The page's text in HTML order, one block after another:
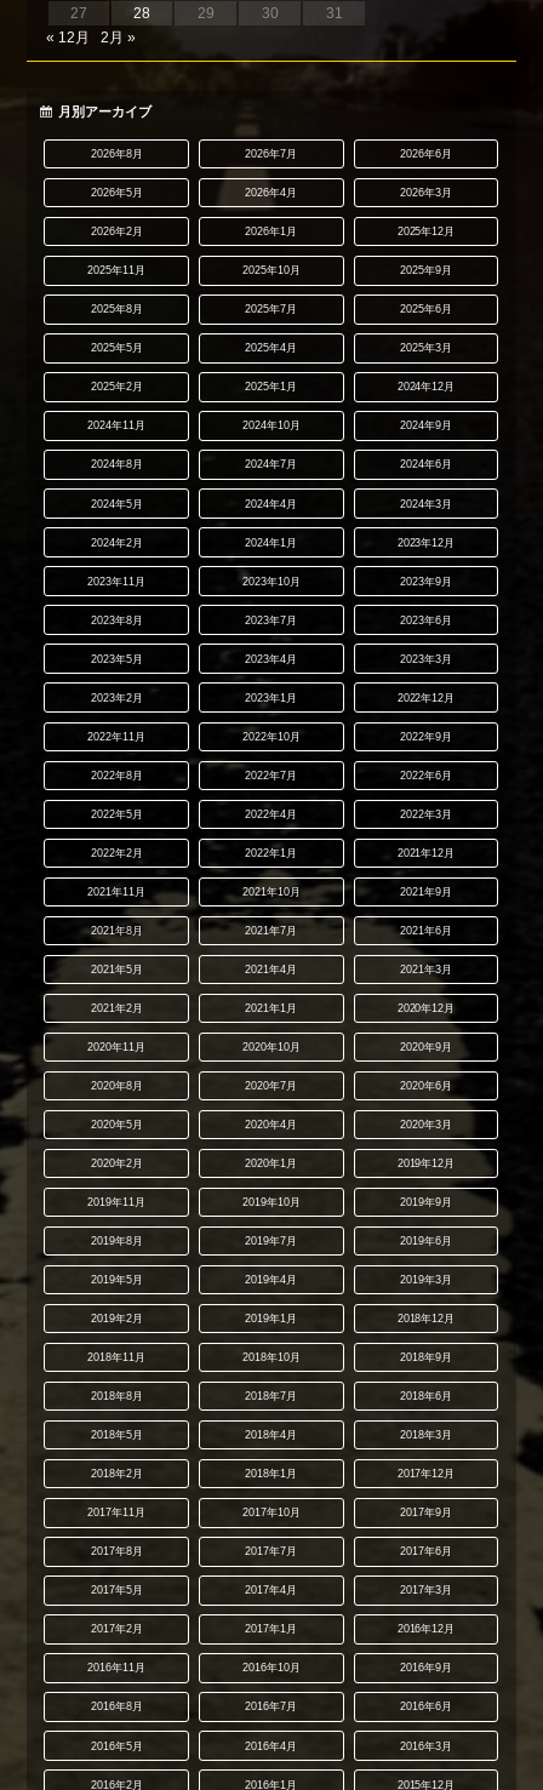
27
28 29 30
31
« 12月
2月 »
月別アーカイブ
2026年8月 2026年7月 2026年6月
2026年5月 2026年4月 2026年3月
2026年2月 2026年1月 2025年12月
2025年11月 2025年10月 2025年9月
2025年8月 2025年7月 2025年6月
2025年5月 2025年4月 2025年3月
2025年2月 2025年1月 2024年12月
2024年11月 2024年10月 2024年9月
2024年8月 2024年7月 2024年6月
2024年5月 2024年4月 2024年3月
2024年2月 2024年1月 2023年12月
2023年11月 2023年10月 2023年9月
2023年8月 2023年7月 2023年6月
2023年5月 2023年4月 2023年3月
2023年2月 2023年1月 2022年12月
2022年11月 2022年10月 2022年9月
2022年8月 2022年7月 2022年6月
2022年5月 2022年4月 2022年3月
2022年2月 2022年1月 2021年12月
2021年11月 2021年10月 2021年9月
2021年8月 2021年7月 2021年6月
2021年5月 2021年4月 2021年3月
2021年2月 2021年1月 2020年12月
2020年11月 2020年10月 2020年9月
2020年8月 2020年7月 2020年6月
2020年5月 2020年4月 2020年3月
2020年2月 2020年1月 2019年12月
2019年11月 2019年10月 2019年9月
2019年8月 2019年7月 2019年6月
2019年5月 2019年4月 2019年3月
2019年2月 2019年1月 2018年12月
2018年11月 2018年10月 2018年9月
2018年8月 2018年7月 2018年6月
2018年5月 2018年4月 2018年3月
2018年2月 2018年1月 2017年12月
2017年11月 2017年10月 2017年9月
2017年8月 2017年7月 2017年6月
2017年5月 2017年4月 2017年3月
2017年2月 2017年1月 2016年12月
2016年11月 2016年10月 2016年9月
2016年8月 2016年7月 2016年6月
2016年5月 2016年4月 2016年3月
2016年2月 2016年1月 2015年12月